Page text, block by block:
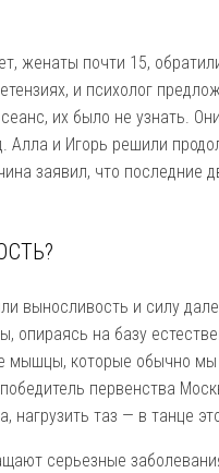
женаты почти 15,
и психолог
их было не узнать.
Алла и Игорь решили
заявил, что последние
выносливость и силу
опираясь на базу
мышцы, которые обычно
первенства
нагрузить таз — в танце
серьезные